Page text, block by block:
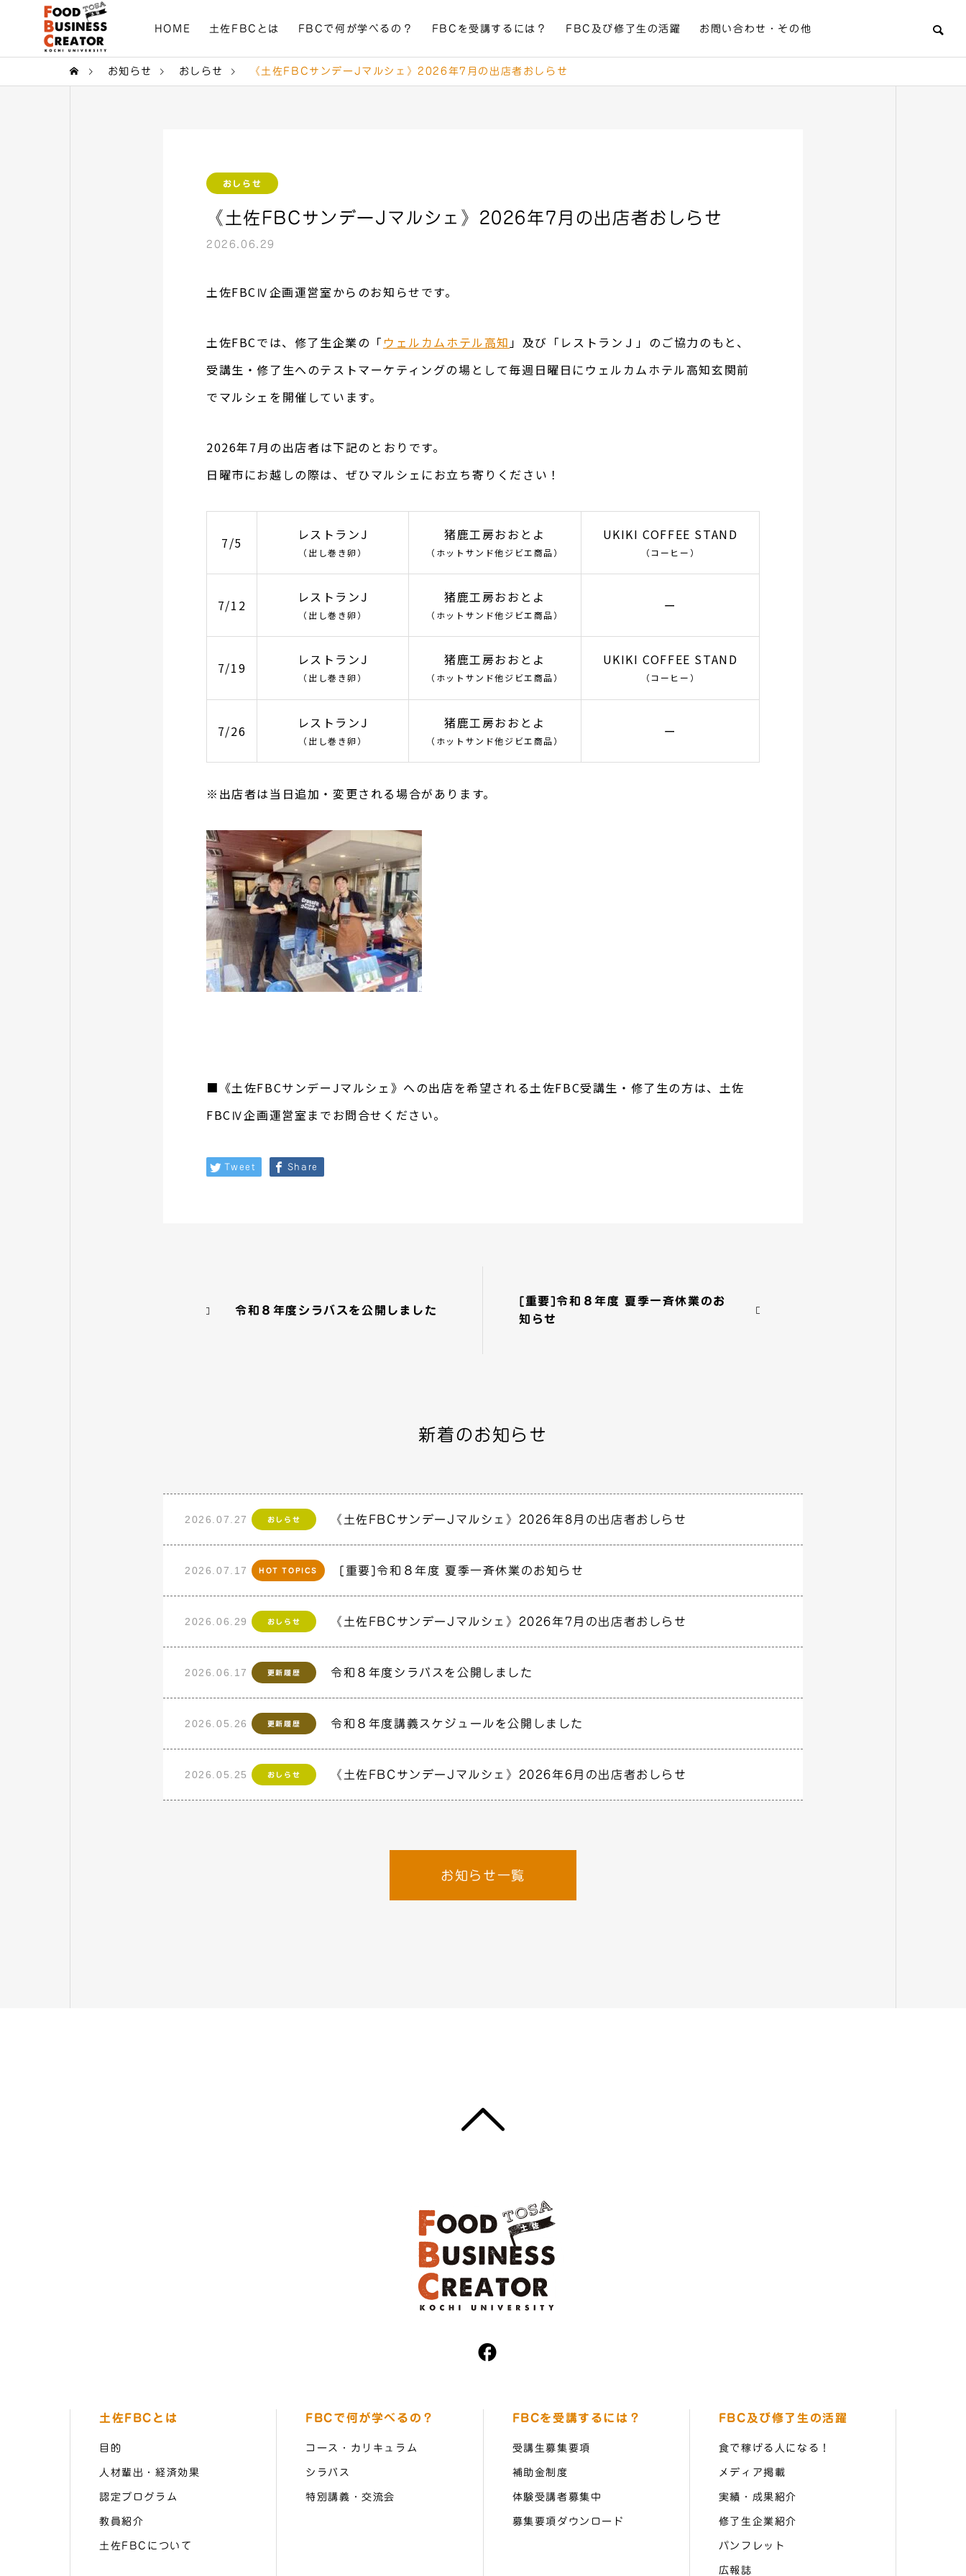
HOME 土佐FBCとは FBCで何が学べるの？ FBCを受講するには？ FBC及び修了生の活躍 お問い合わせ・その他
お知らせ おしらせ 《土佐FBCサンデーJマルシェ》2026年7月の出店者おしらせ
おしらせ
《土佐FBCサンデーJマルシェ》2026年7月の出店者おしらせ
2026.06.29
土佐FBCⅣ企画運営室からのお知らせです。
土佐FBCでは、修了生企業の「 ウェルカムホテル高知」及び「レストランＪ」のご協力のもと、
受講生・修了生へのテストマーケティングの場として毎週日曜日にウェルカムホテル高知玄関前
でマルシェを開催しています。
2026年7月の出店者は下記のとおりです。
日曜市にお越しの際は、ぜひマルシェにお立ち寄りください！
7/5 レストランJ
（出し巻き卵）
猪鹿工房おおとよ
（ホットサンド他ジビエ商品）
UKIKI COFFEE STAND
（コーヒー）
7/12 レストランJ
（出し巻き卵）
猪鹿工房おおとよ
（ホットサンド他ジビエ商品）
ー
7/19 レストランJ
（出し巻き卵）
猪鹿工房おおとよ
（ホットサンド他ジビエ商品）
UKIKI COFFEE STAND
（コーヒー）
7/26 レストランJ
（出し巻き卵）
猪鹿工房おおとよ
（ホットサンド他ジビエ商品）
ー
※出店者は当日追加・変更される場合があります。
■《土佐FBCサンデーJマルシェ》への出店を希望される土佐FBC受講生・修了生の方は、土佐
FBCⅣ企画運営室までお問合せください。
Tweet Share
令和８年度シラバスを公開しました
[重要]令和８年度 夏季一斉休業のお
知らせ
新着のお知らせ
2026.07.27 おしらせ 《土佐FBCサンデーJマルシェ》2026年8月の出店者おしらせ
2026.07.17 HOT TOPICS [重要]令和８年度 夏季一斉休業のお知らせ
2026.06.29 おしらせ 《土佐FBCサンデーJマルシェ》2026年7月の出店者おしらせ
2026.06.17 更新履歴 令和８年度シラバスを公開しました
2026.05.26 更新履歴 令和８年度講義スケジュールを公開しました
2026.05.25 おしらせ 《土佐FBCサンデーJマルシェ》2026年6月の出店者おしらせ
お知らせ一覧
土佐FBCとは
目的
人材輩出・経済効果
認定プログラム
教員紹介
土佐FBCについて
FBCで何が学べるの？
コース・カリキュラム
シラバス
特別講義・交流会
FBCを受講するには？
受講生募集要項
補助金制度
体験受講者募集中
募集要項ダウンロード
FBC及び修了生の活躍
食で稼げる人になる！
メディア掲載
実績・成果紹介
修了生企業紹介
パンフレット
広報誌